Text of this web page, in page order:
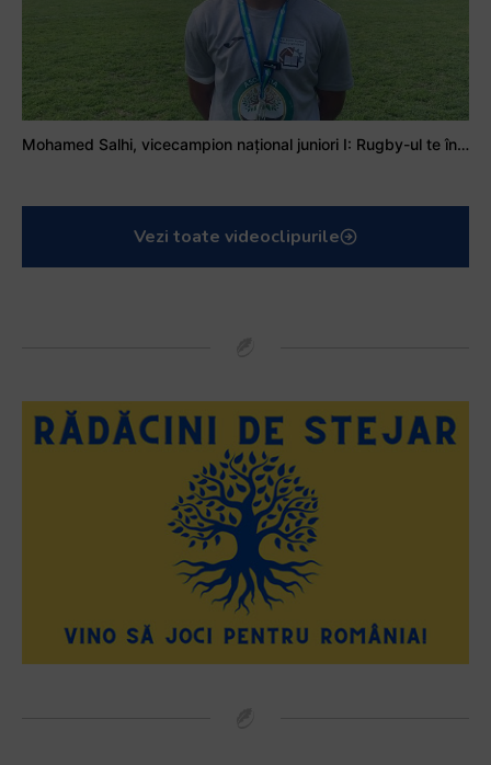
Mohamed Salhi, vicecampion național juniori I: Rugby-ul te învață să accepți și înfrângerile
Vezi toate videoclipurile